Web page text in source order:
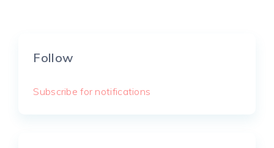
Follow
Subscribe for notifications